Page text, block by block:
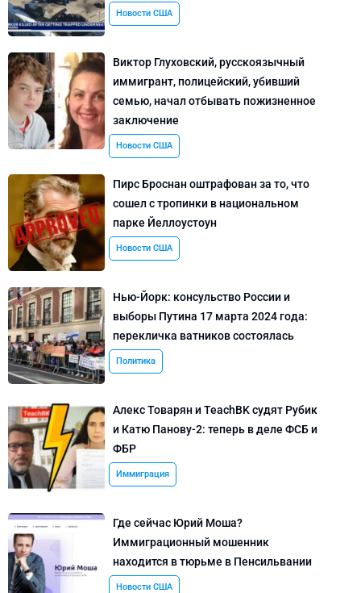
Новости США
Виктор Глуховский, русскоязычный
иммигрант, полицейский, убивший
семью, начал отбывать пожизненное
заключение
Новости США
Пирс Броснан оштрафован за то, что
сошел с тропинки в национальном
парке Йеллоустоун
Новости США
Нью-Йорк: консульство России и
выборы Путина 17 марта 2024 года:
перекличка ватников состоялась
Политика
Алекс Товарян и TeachBK судят Рубик
и Катю Панову-2: теперь в деле ФСБ и
ФБР
Иммиграция
Где сейчас Юрий Моша?
Иммиграционный мошенник
находится в тюрьме в Пенсильвании
Новости США